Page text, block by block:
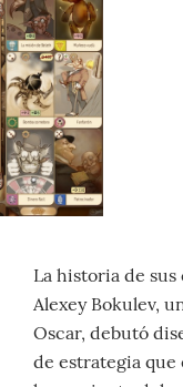
La historia de
Alexey Bokulev,
Oscar, debutó
de estrategia que